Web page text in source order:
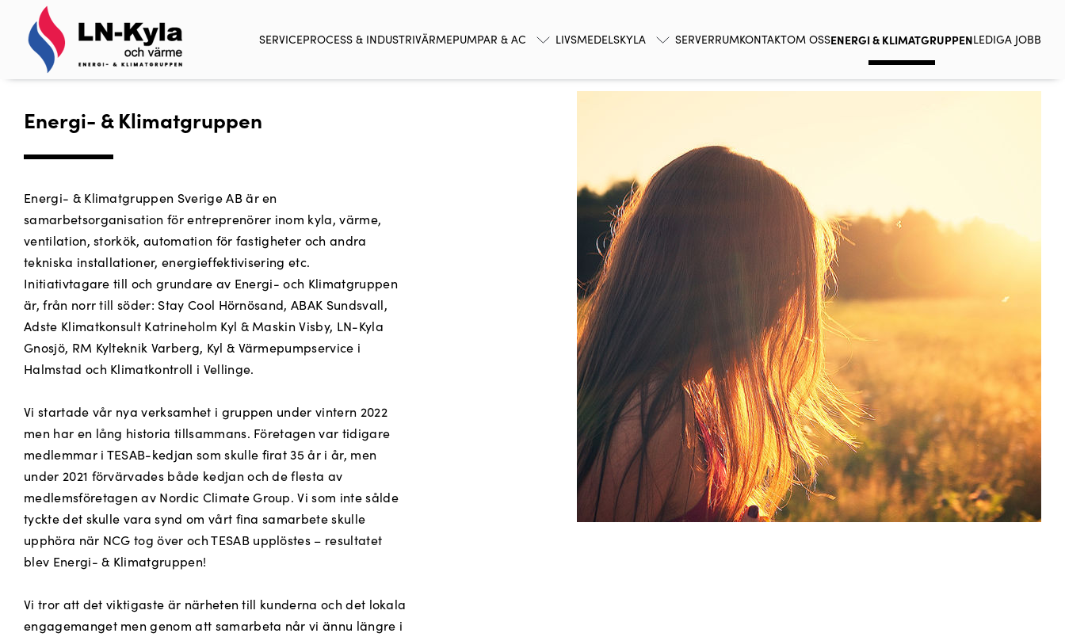
SERVICEPROCESS & INDUSTRIVÄRMEPUMPAR & AC LIVSMEDELSKYLA SERVERRUMKONTAKTOM OSSENERGI & KLIMATGRUPPENLEDIGA JOBB
Energi- & Klimatgruppen
Energi- & Klimatgruppen Sverige AB är en
samarbetsorganisation för entreprenörer inom kyla, värme,
ventilation, storkök, automation för fastigheter och andra
tekniska installationer, energieffektivisering etc.
Initiativtagare till och grundare av Energi- och Klimatgruppen
är, från norr till söder: Stay Cool Hörnösand, ABAK Sundsvall,
Adste Klimatkonsult Katrineholm Kyl & Maskin Visby, LN-Kyla
Gnosjö, RM Kylteknik Varberg, Kyl & Värmepumpservice i
Halmstad och Klimatkontroll i Vellinge.
Vi startade vår nya verksamhet i gruppen under vintern 2022
men har en lång historia tillsammans. Företagen var tidigare
medlemmar i TESAB-kedjan som skulle firat 35 år i år, men
under 2021 förvärvades både kedjan och de flesta av
medlemsföretagen av Nordic Climate Group. Vi som inte sålde
tyckte det skulle vara synd om vårt fina samarbete skulle
upphöra när NCG tog över och TESAB upplöstes – resultatet
blev Energi- & Klimatgruppen!
Vi tror att det viktigaste är närheten till kunderna och det lokala
engagemanget men genom att samarbeta når vi ännu längre i